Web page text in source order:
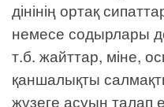
дінінің ортақ
немесе содырлары
т.б. жайттар, міне,
қаншалықты
жүзеге асуын талап